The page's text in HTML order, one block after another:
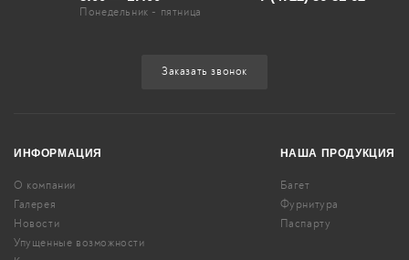
Понедельник - пятница
Заказать звонок
ИНФОРМАЦИЯ
О компании
Галерея
Новости
Упущенные возможности
НАША ПРОДУКЦИЯ
Багет
Фурнитура
Паспарту